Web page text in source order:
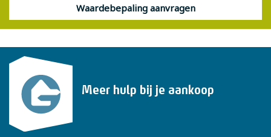
Waardebepaling aanvragen
Meer hulp bij je aankoop